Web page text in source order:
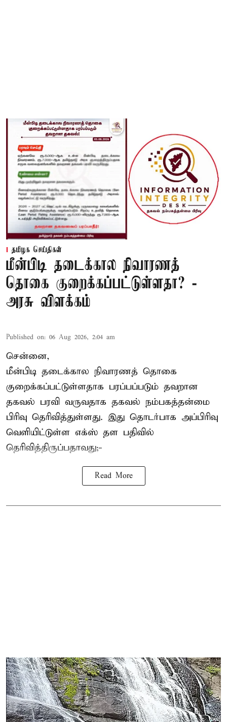
தமிழக செய்திகள்
மீன்பிடி தடைக்கால நிவாரணத்
தொகை குறைக்கப்பட்டுள்ளதா? -
அரசு விளக்கம்
Published on: 06 Aug 2026, 2:04 am
சென்னை,
மீன்பிடி தடைக்கால நிவாரணத் தொகை
குறைக்கப்பட்டுள்ளதாக பரப்பப்படும் தவறான
தகவல் பரவி வருவதாக தகவல் நம்பகத்தன்மை
பிரிவு தெரிவித்துள்ளது. இது தொடர்பாக அப்பிரிவு
வெளியிட்டுள்ள எக்ஸ் தள பதிவில்
தெரிவித்திருப்பதாவது;-
Read More